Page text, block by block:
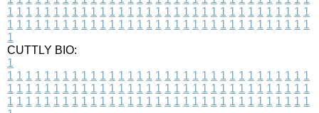
1 1 1 1 1 1 1 1 1 1 1 1 1 1 1 1 1 1 1 1 1 1 1 1 1 1 1 1 1 1 1 1 1
1 1 1 1 1 1 1 1 1 1 1 1 1 1 1 1 1 1 1 1 1 1 1 1 1 1 1 1 1 1 1 1 1
1
CUTTLY BIO:
1
1 1 1 1 1 1 1 1 1 1 1 1 1 1 1 1 1 1 1 1 1 1 1 1 1 1 1 1 1 1 1 1 1
1 1 1 1 1 1 1 1 1 1 1 1 1 1 1 1 1 1 1 1 1 1 1 1 1 1 1 1 1 1 1 1 1
1 1 1 1 1 1 1 1 1 1 1 1 1 1 1 1 1 1 1 1 1 1 1 1 1 1 1 1 1 1 1 1 1